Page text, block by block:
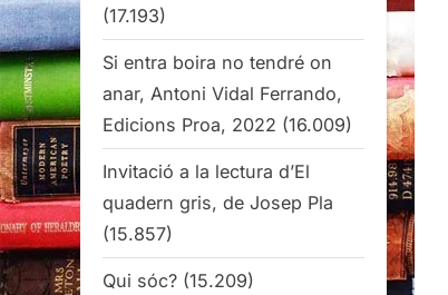
(17.193)
Si entra boira no tendré on
anar, Antoni Vidal Ferrando,
Edicions Proa, 2022 (16.009)
Invitació a la lectura d’El
quadern gris, de Josep Pla
(15.857)
Qui sóc? (15.209)